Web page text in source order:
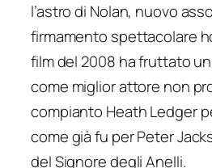
l’astro di Nolan, nuovo
firmamento spettacolare
film del 2008 ha fruttato
come miglior attore non
compianto Heath Ledger
come già fu per Peter
delSignore degli Anelli.